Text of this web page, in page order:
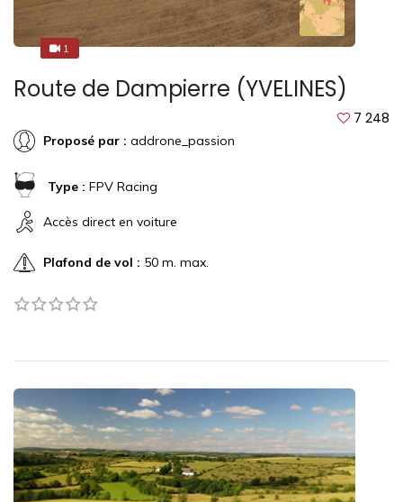
3
1
Route de Dampierre (YVELINES)
7 248
Proposé par : addrone_passion
Type : FPV Racing
Accès direct en voiture
Plafond de vol : 50 m. max.